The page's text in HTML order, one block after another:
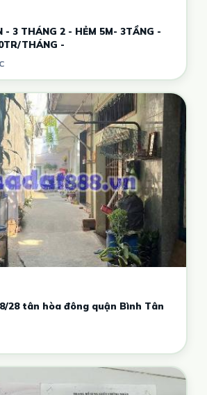
- 3 THÁNG 2 - HẺM 5M- 3TẦNG -
THÁNG -
28 tân hòa đông quận Bình Tân